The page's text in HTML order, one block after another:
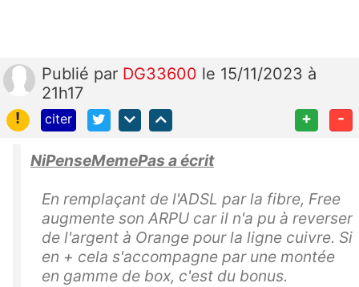
Publié par DG33600 le 15/11/2023 à
21h17
!
citer + -
NiPenseMemePas a écrit
En remplaçant de l'ADSL par la fibre, Free
augmente son ARPU car il n'a pu à reverser
de l'argent à Orange pour la ligne cuivre. Si
en + cela s'accompagne par une montée
en gamme de box, c'est du bonus.